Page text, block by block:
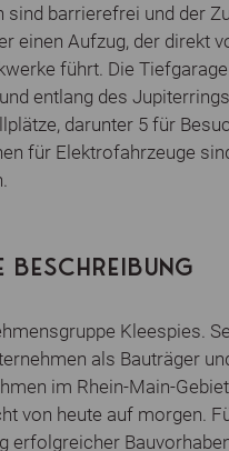
sind barrierefrei und der
einen Aufzug, der direkt
führt. Die
entlang des
darunter 5 für
für Elektrofahrzeuge
BESCHREIBUNG
Kleespies.
als Bauträger
im Rhein-Main-
von heute auf morgen.
erfolgreicher